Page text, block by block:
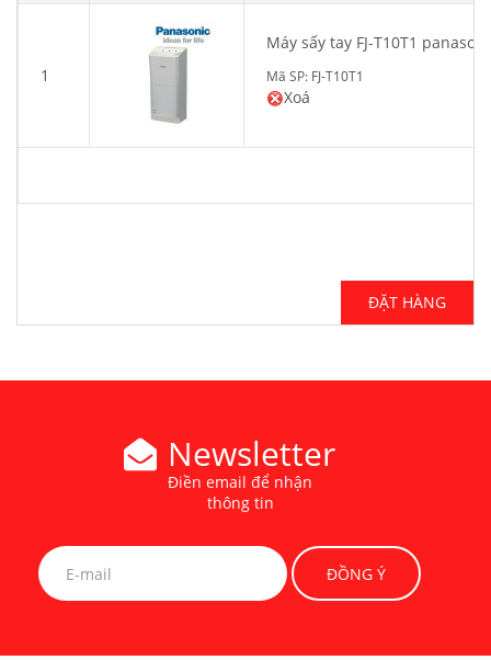
1
Máy sấy tay FJ-T10T1
Mã SP: FJ-T10T1
Xoá
ĐẶT HÀNG
Newsletter
Điền email để nhận
thông tin